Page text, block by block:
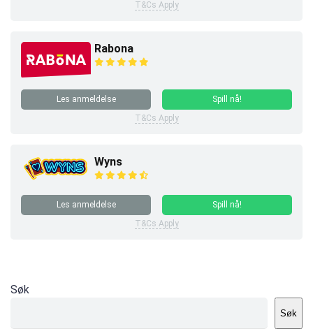
T&Cs Apply
Rabona
Les anmeldelse
Spill nå!
T&Cs Apply
Wyns
Les anmeldelse
Spill nå!
T&Cs Apply
Søk
Søk